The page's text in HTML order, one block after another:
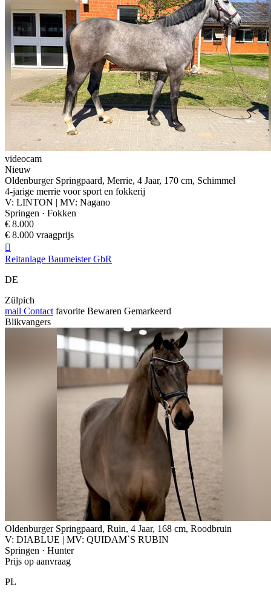
videocam
Nieuw
Oldenburger Springpaard, Merrie, 4 Jaar, 170 cm, Schimmel
4-jarige merrie voor sport en fokkerij
V: LINTON | MV: Nagano
Springen · Fokken
€ 8.000
€ 8.000 vraagprijs

Reitanlage Baumeister GbR
DE
Zülpich
mail Contact favorite Bewaren Gemarkeerd
Blikvangers
Oldenburger Springpaard, Ruin, 4 Jaar, 168 cm, Roodbruin
V: DIABLUE | MV: QUIDAM`S RUBIN
Springen · Hunter
Prijs op aanvraag
PL